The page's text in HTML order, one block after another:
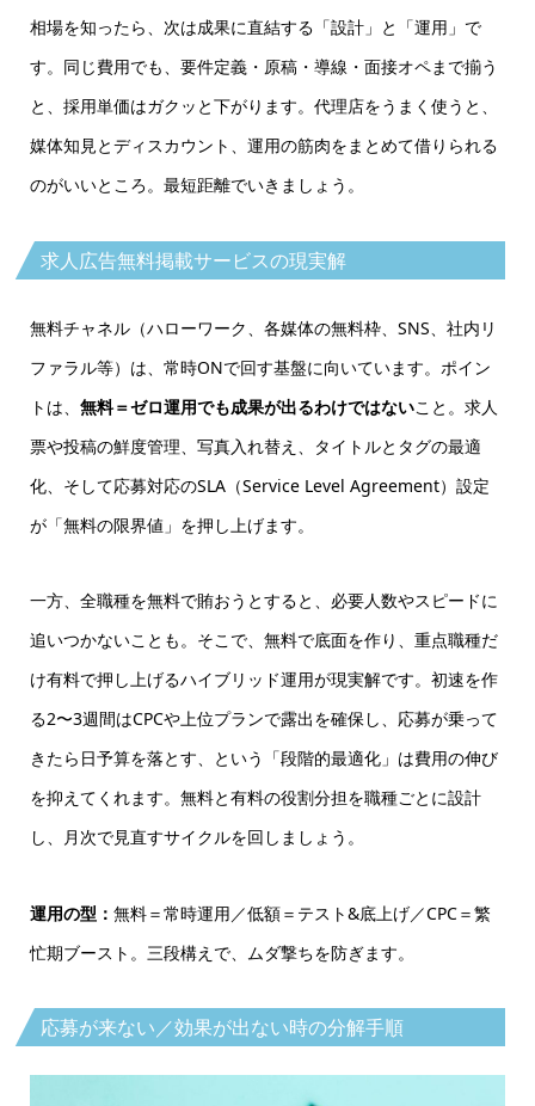
相場を知ったら、次は成果に直結する「設計」と「運用」で
す。同じ費用でも、要件定義・原稿・導線・面接オペまで揃う
と、採用単価はガクッと下がります。代理店をうまく使うと、
媒体知見とディスカウント、運用の筋肉をまとめて借りられる
のがいいところ。最短距離でいきましょう。
求人広告無料掲載サービスの現実解
無料チャネル（ハローワーク、各媒体の無料枠、SNS、社内リ
ファラル等）は、常時ONで回す基盤に向いています。ポイン
トは、 無料＝ゼロ運用でも成果が出るわけではないこと。求人
票や投稿の鮮度管理、写真入れ替え、タイトルとタグの最適
化、そして応募対応のSLA（Service Level Agreement）設定
が「無料の限界値」を押し上げます。
一方、全職種を無料で賄おうとすると、必要人数やスピードに
追いつかないことも。そこで、 無料で底面を作り、重点職種だ
け有料で押し上げるハイブリッド運用が現実解です。初速を作
る2〜3週間はCPCや上位プランで露出を確保し、応募が乗って
きたら日予算を落とす、という「段階的最適化」は費用の伸び
を抑えてくれます。無料と有料の役割分担を職種ごとに設計
し、月次で見直すサイクルを回しましょう。
運用の型： 無料＝常時運用／低額＝テスト&底上げ／CPC＝繁
忙期ブースト。三段構えで、ムダ撃ちを防ぎます。
応募が来ない／効果が出ない時の分解手順